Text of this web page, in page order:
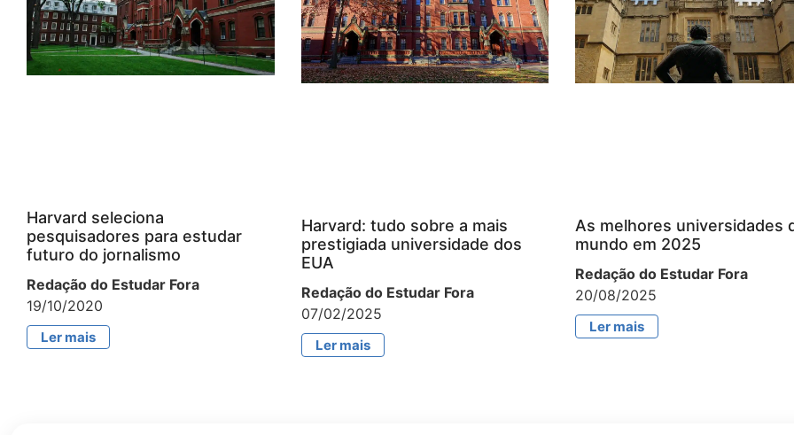
Harvard seleciona
pesquisadores para estudar
futuro do jornalismo
Redação do Estudar Fora
19/10/2020
Ler mais
Harvard: tudo sobre a mais
prestigiada universidade dos
EUA
Redação do Estudar Fora
07/02/2025
Ler mais
As melhores universidades
mundo em 2025
Redação do Estudar Fora
20/08/2025
Ler mais